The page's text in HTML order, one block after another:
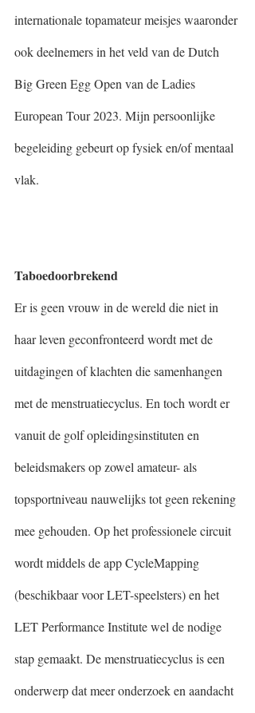
internationale topamateur meisjes waaronder
ook deelnemers in het veld van de Dutch
Big Green Egg Open van de Ladies
European Tour 2023. Mijn persoonlijke
begeleiding gebeurt op fysiek en/of mentaal
vlak.
Taboedoorbrekend
Er is geen vrouw in de wereld die niet in
haar leven geconfronteerd wordt met de
uitdagingen of klachten die samenhangen
met de menstruatiecyclus. En toch wordt er
vanuit de golf opleidingsinstituten en
beleidsmakers op zowel amateur- als
topsportniveau nauwelijks tot geen rekening
mee gehouden. Op het professionele circuit
wordt middels de app CycleMapping
(beschikbaar voor LET-speelsters) en het
LET Performance Institute wel de nodige
stap gemaakt. De menstruatiecyclus is een
onderwerp dat meer onderzoek en aandacht